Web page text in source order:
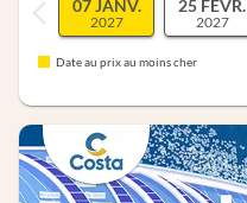
07 JANV.
2027
25 FÉVR.
2027
Date au prix au moins cher